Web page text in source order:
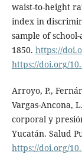
waist-to-height
index in
sample of
1850. https://
https://doi.org/
Arroyo, P.,
Vargas-Ancona,
corporal y
Yucatán. Salud
https://doi.org/